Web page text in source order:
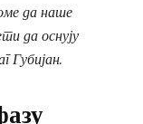
да наше
да оснују
Губијан.